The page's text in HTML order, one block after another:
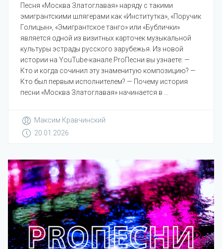
Песня «Москва Златоглавая» наряду с такими
эмигрантскими шлягерами как «Институтка», «Поручик
Голицын», «Эмигрантское танго» или «Бублички»
является одной из визитных карточек музыкальной
культуры эстрады русского зарубежья. Из новой
истории на YouTube-канале ProПесни вы узнаете: —
Кто и когда сочинил эту знаменитую композицию? —
Кто был первым исполнителем? — Почему история
песни «Москва Златоглавая» начинается в ...
Максим Кравчинский
20.01.2026